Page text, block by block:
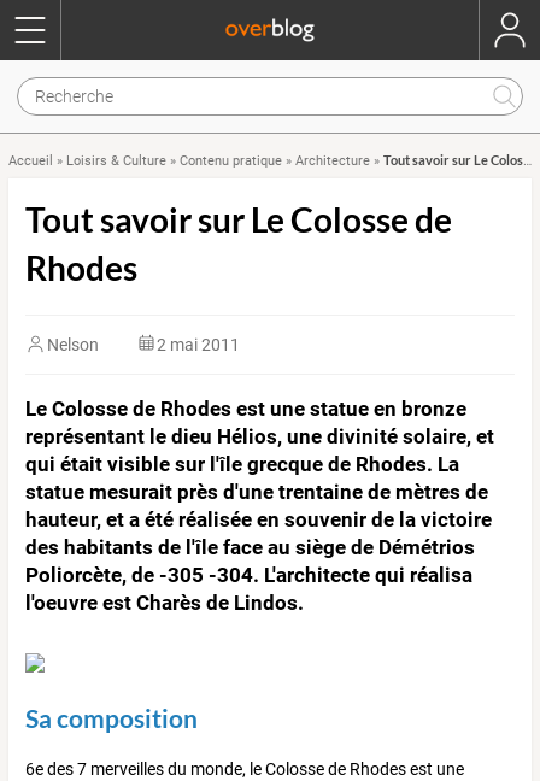
Accueil » Loisirs & Culture » Contenu pratique » Architecture » Tout savoir sur Le Colosse de Rhodes
Tout savoir sur Le Colosse de
Rhodes
Nelson 2 mai 2011
Le Colosse de Rhodes est une statue en bronze
représentant le dieu Hélios, une divinité solaire, et
qui était visible sur l'île grecque de Rhodes. La
statue mesurait près d'une trentaine de mètres de
hauteur, et a été réalisée en souvenir de la victoire
des habitants de l'île face au siège de Démétrios
Poliorcète, de -305 -304. L'architecte qui réalisa
l'oeuvre est Charès de Lindos.
Sa composition
6e des 7 merveilles du monde, le Colosse de Rhodes est une